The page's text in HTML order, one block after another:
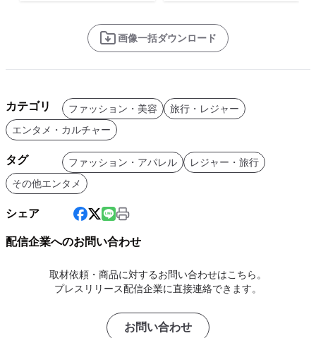
画像一括ダウンロード
カテゴリ ファッション・美容
旅行・レジャー
エンタメ・カルチャー
タグ ファッション・アパレル
レジャー・旅行
その他エンタメ
シェア
配信企業へのお問い合わせ
取材依頼・商品に対するお問い合わせはこちら。
プレスリリース配信企業に直接連絡できます。
お問い合わせ